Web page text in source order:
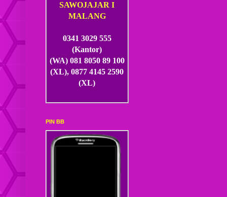
SAWOJAJAR I
MALANG
0341 3029 555
(Kantor)
(WA) 081 8050 89 100
(XL), 0877 4145 2590
(XL)
PIN BB